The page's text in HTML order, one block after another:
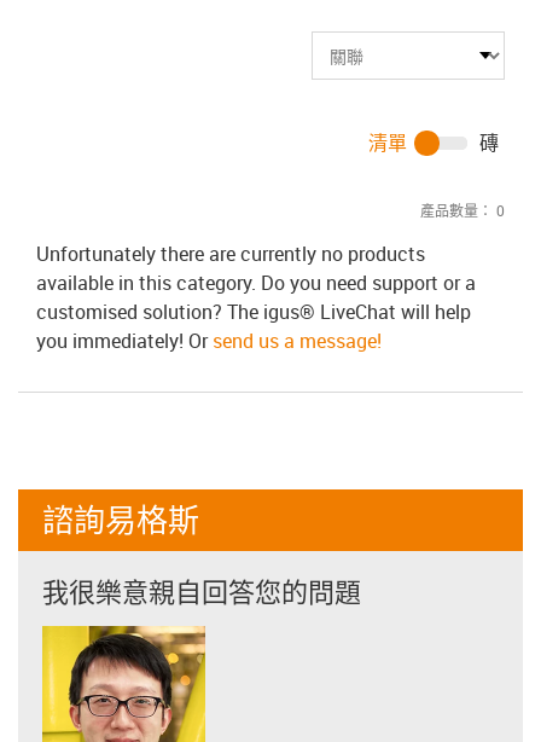
產品數量： 0
清單 磚
Unfortunately there are currently no products
available in this category. Do you need support or a
customised solution? The igus® LiveChat will help
you immediately! Orsend us a message!
諮詢易格斯
我很樂意親自回答您的問題